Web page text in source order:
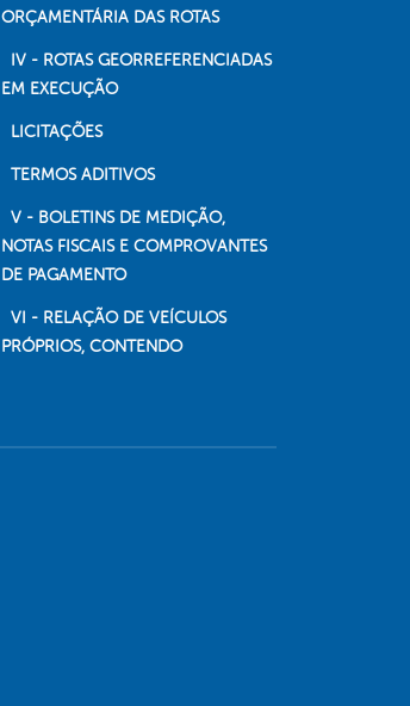
ORÇAMENTÁRIA DAS ROTAS
IV - ROTAS GEORREFERENCIADAS
EM EXECUÇÃO
LICITAÇÕES
TERMOS ADITIVOS
V - BOLETINS DE MEDIÇÃO,
NOTAS FISCAIS E COMPROVANTES
DE PAGAMENTO
VI - RELAÇÃO DE VEÍCULOS
PRÓPRIOS, CONTENDO